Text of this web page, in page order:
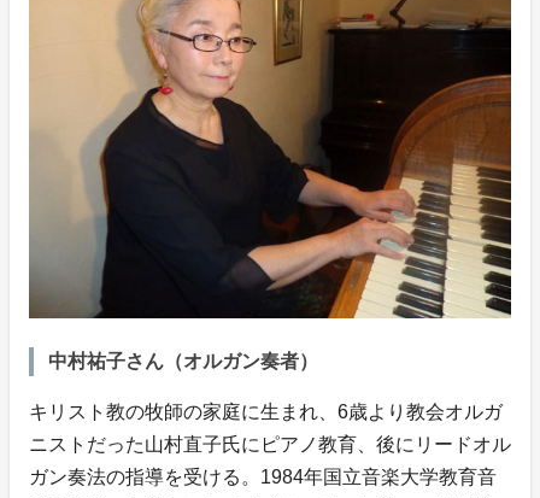
中村祐子さん（オルガン奏者）
キリスト教の牧師の家庭に生まれ、6歳より教会オルガ
ニストだった山村直子氏にピアノ教育、後にリードオル
ガン奏法の指導を受ける。1984年国立音楽大学教育音